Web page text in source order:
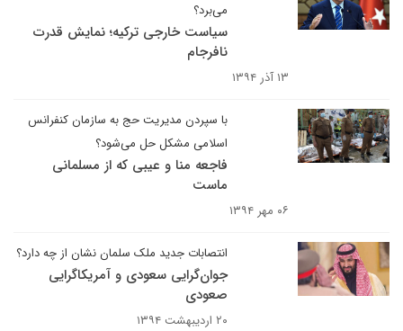
می‌برد؟
سیاست خارجی ترکیه؛ نمایش قدرت
نافرجام
۱۳ آذر ۱۳۹۴
با سپردن مدیریت حج به سازمان کنفرانس
اسلامی مشکل حل می‌شود؟
فاجعه منا و عیبی که از مسلمانی
ماست
۰۶ مهر ۱۳۹۴
انتصابات جدید ملک سلمان نشان از چه دارد؟
جوان‌گرایی سعودی و آمریکاگرایی
صعودی
۲۰ اردیبهشت ۱۳۹۴